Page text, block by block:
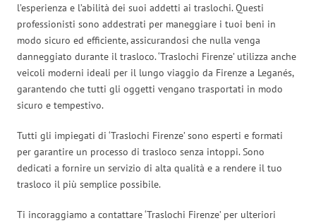
l’esperienza e l’abilità dei suoi addetti ai traslochi. Questi
professionisti sono addestrati per maneggiare i tuoi beni in
modo sicuro ed efficiente, assicurandosi che nulla venga
danneggiato durante il trasloco. ‘Traslochi Firenze’ utilizza anche
veicoli moderni ideali per il lungo viaggio da Firenze a Leganés,
garantendo che tutti gli oggetti vengano trasportati in modo
sicuro e tempestivo.
Tutti gli impiegati di ‘Traslochi Firenze’ sono esperti e formati
per garantire un processo di trasloco senza intoppi. Sono
dedicati a fornire un servizio di alta qualità e a rendere il tuo
trasloco il più semplice possibile.
Ti incoraggiamo a contattare ‘Traslochi Firenze’ per ulteriori